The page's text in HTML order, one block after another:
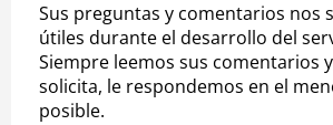
Sus preguntas y comentarios nos
útiles durante el desarrollo del
Siempre leemos sus comentarios
solicita, le respondemos en el
posible.